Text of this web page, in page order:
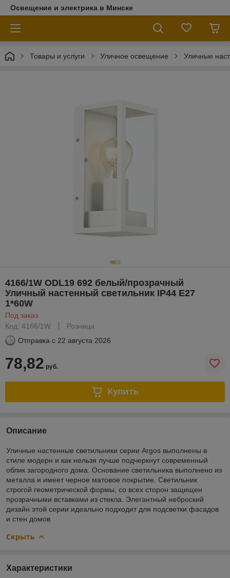
Освещение и электрика в Минске
Товары и услуги Уличное освещение Уличные
4166/1W ODL19 692 белый/прозрачный
Уличный настенный светильник IP44 E27
1*60W
Под заказ
Код: 4166/1W
Розница
Отправка с 22 августа 2026
78,82 руб.
Купить
Описание
Уличные настенные светильники серии Argos выполнены в
стиле модерн и как нельзя лучше подчеркнут современный
облик загородного дома. Основание светильника выполнено из
металла и имеет черное матовое покрытие. Светильник
строгой геометрической формы, со всех сторон защищен
прозрачными вставками из стекла. Элегантный неброский
дизайн этой серии идеально подходит для подсветки фасадов
и стен домов
Скрыть
Характеристики